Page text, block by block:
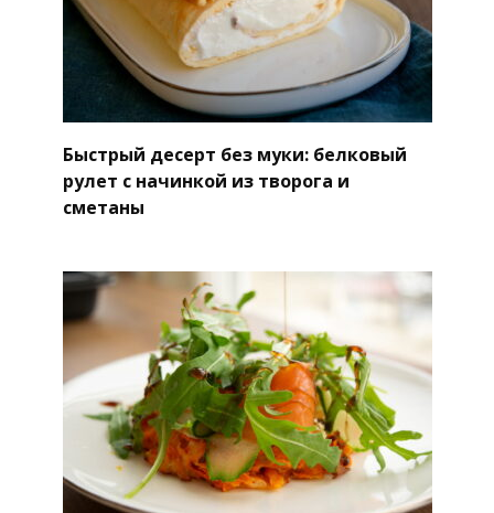
Быстрый десерт без муки: белковый
рулет с начинкой из творога и
сметаны